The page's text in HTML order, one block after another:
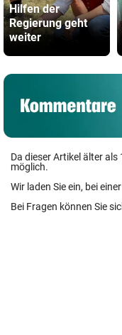
Hilfen der
Regierung geht
weiter
Da dieser Artikel älter
möglich.
Wir laden Sie ein, bei
Bei Fragen können Sie